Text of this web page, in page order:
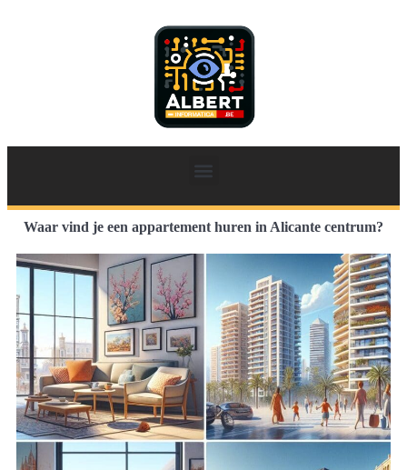
Waar vind je een appartement huren in Alicante centrum?